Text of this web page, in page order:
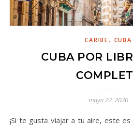
CARIBE, CUBA
CUBA POR
mayo 22, 2020
¡Si te gusta viajar a tu aire, este es el blog que buscabas!